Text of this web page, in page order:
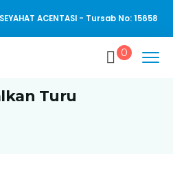
SEYAHAT ACENTASI - Tursab No: 15658
0
Turu